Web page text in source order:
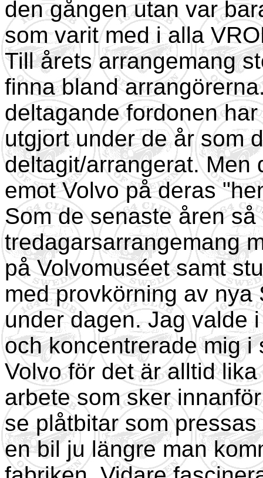
den gången utan var
som varit med i alla
Till årets arrangemang
finna bland
deltagande fordonen
utgjort under de år som
deltagit/arrangerat. Men
emot Volvo på deras
Som de senaste åren
tredagarsarrangemang
på Volvomuséet samt
med provkörning av
under dagen. Jag valde
och koncentrerade mig
Volvo för det är alltid
arbete som sker
se plåtbitar som
en bil ju längre man